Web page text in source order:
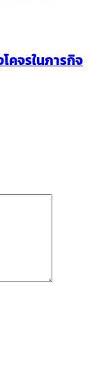
คจรในภารกิจ